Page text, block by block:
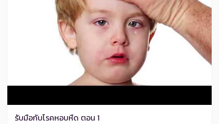
รับมือกับโรคหอบหืด ตอน 1